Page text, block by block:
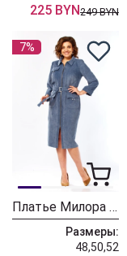
225 BYN249 BYN
7%
Платье Милора Стиль 1448 синий
Размеры:
48,50,52